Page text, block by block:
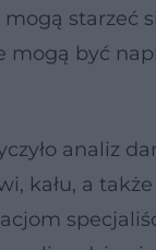
starzeć
być
analiz
kału, a